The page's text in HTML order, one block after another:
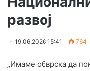
развој
19.06.2026 15:41 764
„Имаме обврска да